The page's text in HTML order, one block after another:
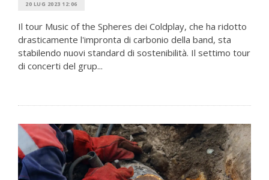
20 LUG 2023 12:06
Il tour Music of the Spheres dei Coldplay, che ha ridotto
drasticamente l'impronta di carbonio della band, sta
stabilendo nuovi standard di sostenibilità. Il settimo tour
di concerti del grup...